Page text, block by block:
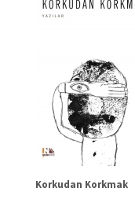
Korkudan Korkmak